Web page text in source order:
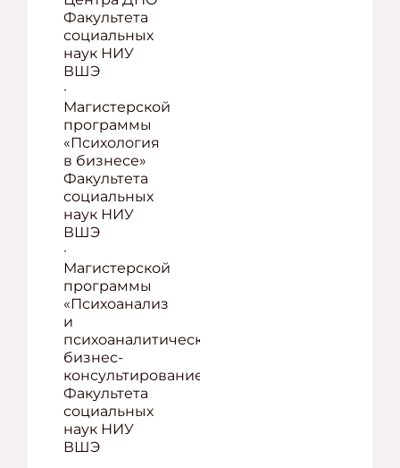
Факультета
социальных
наук НИУ
ВШЭ
·
Магистерской
программы
«Психология
в бизнесе»
Факультета
социальных
наук НИУ
ВШЭ
·
Магистерской
программы
«Психоанализ
и
психоаналитическое
бизнес-
консультирование»
Факультета
социальных
наук НИУ
ВШЭ